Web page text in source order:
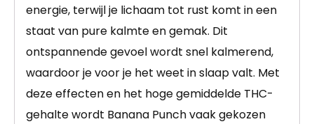
energie, terwijl je lichaam tot rust komt in een
staat van pure kalmte en gemak. Dit
ontspannende gevoel wordt snel kalmerend,
waardoor je voor je het weet in slaap valt. Met
deze effecten en het hoge gemiddelde THC-
gehalte wordt Banana Punch vaak gekozen